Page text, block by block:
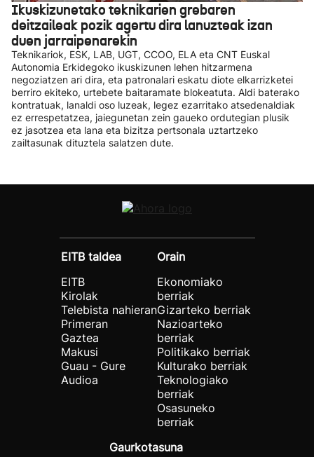
Ikuskizunetako teknikarien grebaren
deitzaileak pozik agertu dira lanuzteak izan
duen jarraipenarekin
Teknikariok, ESK, LAB, UGT, CCOO, ELA eta CNT Euskal
Autonomia Erkidegoko ikuskizunen lehen hitzarmena
negoziatzen ari dira, eta patronalari eskatu diote elkarrizketei
berriro ekiteko, urtebete baitaramate blokeatuta. Aldi baterako
kontratuak, lanaldi oso luzeak, legez ezarritako atsedenaldiak
ez errespetatzea, jaiegunetan zein gaueko ordutegian plusik
ez jasotzea eta lana eta bizitza pertsonala uztartzeko
zailtasunak dituztela salatzen dute.
EITB taldea
EITB
Kirolak
Telebista nahieran
Primeran
Gaztea
Makusi
Guau - Gure
Audioa
Orain
Ekonomiako
berriak
Gizarteko berriak
Nazioarteko
berriak
Politikako berriak
Kulturako berriak
Teknologiako
berriak
Osasuneko
berriak
Gaurkotasuna